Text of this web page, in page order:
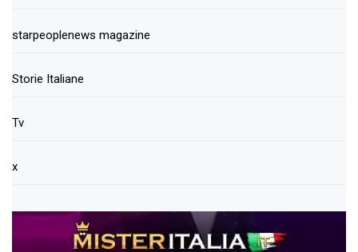
starpeoplenews magazine
Storie Italiane
Tv
x